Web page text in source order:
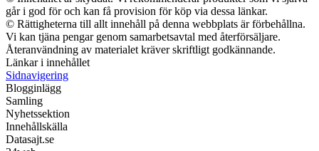
går i god för och kan få provision för köp via dessa länkar.
© Rättigheterna till allt innehåll på denna webbplats är förbehållna.
Vi kan tjäna pengar genom samarbetsavtal med återförsäljare.
Återanvändning av materialet kräver skriftligt godkännande.
Länkar i innehållet
Sidnavigering
Blogginlägg
Samling
Nyhetssektion
Innehållskälla
Datasajt.se